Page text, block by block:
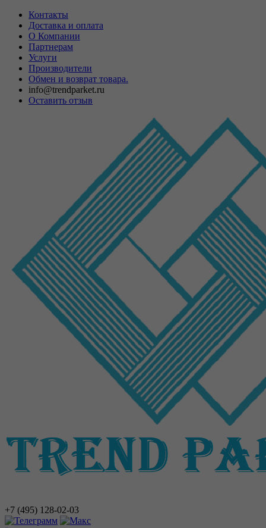
Контакты
Доставка и оплата
О Компании
Партнерам
Услуги
Производители
Обмен и возврат товара.
info@trendparket.ru
Оставить отзыв
+7 (495) 128-02-03